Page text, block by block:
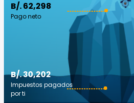
B/. 62,298
Pago neto
B/. 30,202
Impuestos pagados
por ti